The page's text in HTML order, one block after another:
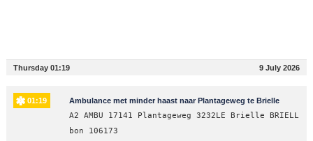
Thursday 01:19 9 July 2026
01:19 Ambulance met minder haast naar Plantageweg te Brielle
A2 AMBU 17141 Plantageweg 3232LE Brielle BRIELL
bon 106173